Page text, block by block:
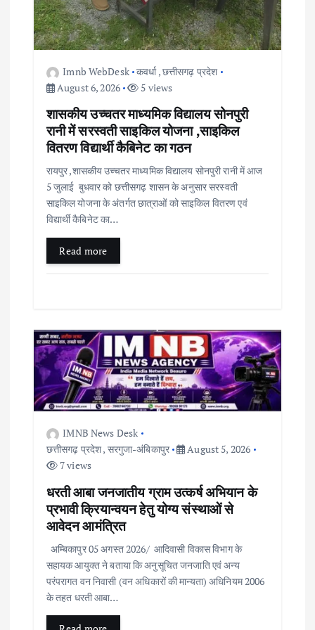
Imnb WebDesk कवर्धा,छत्तीसगढ़ प्रदेश
August 6, 2026
5 views
शासकीय उच्चतर माध्यमिक विद्यालय सोनपुरी
रानी में सरस्वती साइकिल योजना ,साइकिल
वितरण विद्यार्थी कैबिनेट का गठन
रायपुर ,शासकीय उच्चतर माध्यमिक विद्यालय सोनपुरी रानी में आज
5 जुलाई बुधवार को छत्तीसगढ़ शासन के अनुसार सरस्वती
साइकिल योजना के अंतर्गत छात्राओं को साइकिल वितरण एवं
विद्यार्थी कैबिनेट का…
Read more
IMNB News Desk
छत्तीसगढ़ प्रदेश, सरगुजा-अंबिकापुर
August 5, 2026
7 views
धरती आबा जनजातीय ग्राम उत्कर्ष अभियान के
प्रभावी क्रियान्वयन हेतु योग्य संस्थाओं से
आवेदन आमंत्रित
अम्बिकापुर 05 अगस्त 2026/ आदिवासी विकास विभाग के
सहायक आयुक्त ने बताया कि अनुसूचित जनजाति एवं अन्य
परंपरागत वन निवासी (वन अधिकारों की मान्यता) अधिनियम 2006
के तहत धरती आबा…